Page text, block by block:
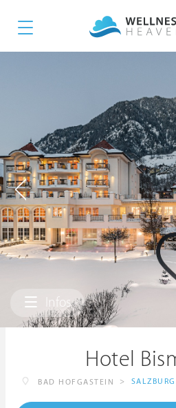
Infos
Hotel
BAD HOFGASTEIN >